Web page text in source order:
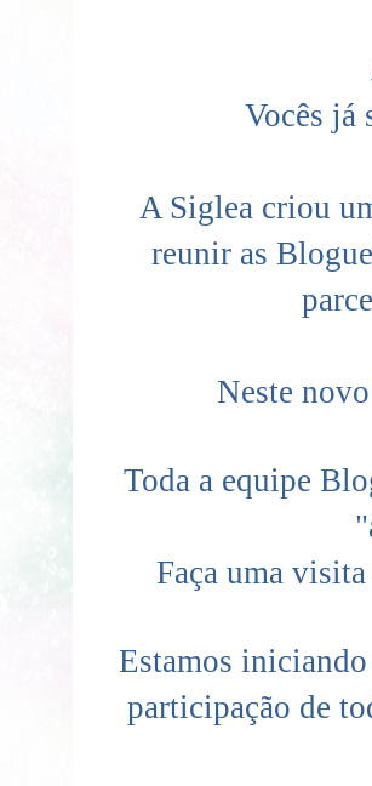
Vocês já
A Siglea criou
reunir as
Neste
Toda a equipe
Faça uma
Estamos
participação de